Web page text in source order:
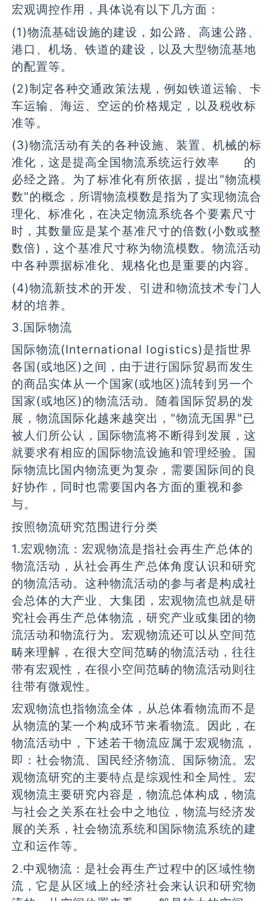
宏观调控作用，具体说有以下几方面：
(1)物流基础设施的建设，如公路、高速公路、
港口、机场、铁道的建设，以及大型物流基地
的配置等。
(2)制定各种交通政策法规，例如铁道运输、卡
车运输、海运、空运的价格规定，以及税收标
准等。
(3)物流活动有关的各种设施、装置、机械的标
准化，这是提高全国物流系统运行效率 的
必经之路。为了标准化有所依据，提出"物流模
数"的概念，所谓物流模数是指为了实现物流合
理化、标准化，在决定物流系统各个要素尺寸
时，其数量应是某个基准尺寸的倍数(小数或整
数倍)，这个基准尺寸称为物流模数。物流活动
中各种票据标准化、规格化也是重要的内容。
(4)物流新技术的开发、引进和物流技术专门人
材的培养。
3.国际物流
国际物流(International logistics)是指世界
各国(或地区)之间，由于进行国际贸易而发生
的商品实体从一个国家(或地区)流转到另一个
国家(或地区)的物流活动。随着国际贸易的发
展，物流国际化越来越突出，"物流无国界"已
被人们所公认，国际物流将不断得到发展，这
就要求有相应的国际物流设施和管理经验。国
际物流比国内物流更为复杂，需要国际间的良
好协作，同时也需要国内各方面的重视和参
与。
按照物流研究范围进行分类
1.宏观物流：宏观物流是指社会再生产总体的
物流活动，从社会再生产总体角度认识和研究
的物流活动。这种物流活动的参与者是构成社
会总体的大产业、大集团，宏观物流也就是研
究社会再生产总体物流，研究产业或集团的物
流活动和物流行为。宏观物流还可以从空间范
畴来理解，在很大空间范畴的物流活动，往往
带有宏观性，在很小空间范畴的物流活动则往
往带有微观性。
宏观物流也指物流全体，从总体看物流而不是
从物流的某一个构成环节来看物流。因此，在
物流活动中，下述若干物流应属于宏观物流，
即：社会物流、国民经济物流、国际物流。宏
观物流研究的主要特点是综观性和全局性。宏
观物流主要研究内容是，物流总体构成，物流
与社会之关系在社会中之地位，物流与经济发
展的关系，社会物流系统和国际物流系统的建
立和运作等。
2.中观物流：是社会再生产过程中的区域性物
流，它是从区域上的经济社会来认识和研究物